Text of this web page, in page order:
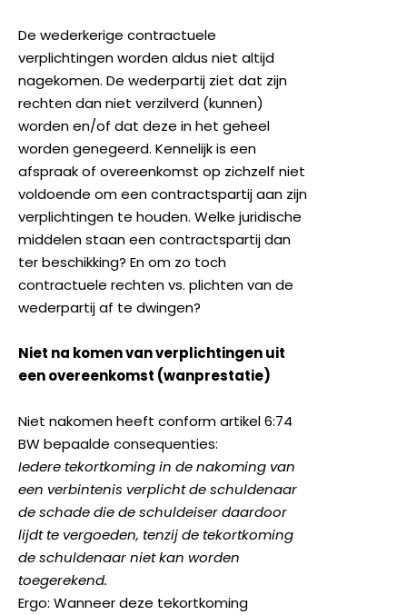
De wederkerige contractuele
verplichtingen worden aldus niet altijd
nagekomen. De wederpartij ziet dat zijn
rechten dan niet verzilverd (kunnen)
worden en/of dat deze in het geheel
worden genegeerd. Kennelijk is een
afspraak of overeenkomst op zichzelf niet
voldoende om een contractspartij aan zijn
verplichtingen te houden. Welke juridische
middelen staan een contractspartij dan
ter beschikking? En om zo toch
contractuele rechten vs. plichten van de
wederpartij af te dwingen?
Niet na komen van verplichtingen uit
een overeenkomst (wanprestatie)
Niet nakomen heeft conform artikel 6:74
BW bepaalde consequenties:
Iedere tekortkoming in de nakoming van
een verbintenis verplicht de schuldenaar
de schade die de schuldeiser daardoor
lijdt te vergoeden, tenzij de tekortkoming
de schuldenaar niet kan worden
toegerekend.
Ergo: Wanneer deze tekortkoming